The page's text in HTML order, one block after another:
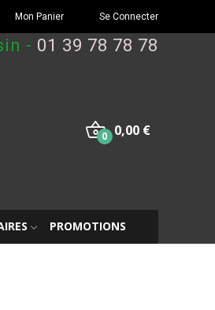
Mon Panier Se Connecter
- 01 39 78 78 78
0,00 €
0
PROMOTIONS